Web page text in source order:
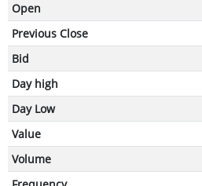
Open
Previous Close
Bid
Day high
Day Low
Value
Volume